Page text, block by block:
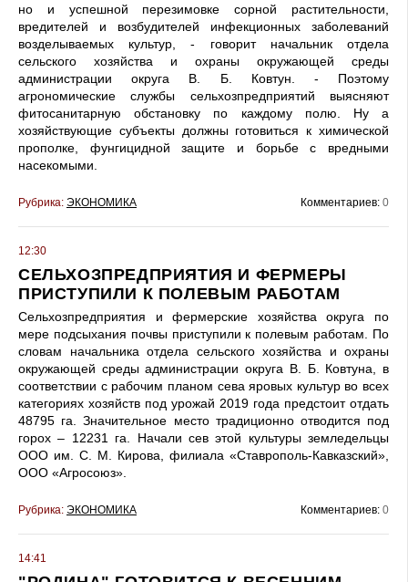
но и успешной перезимовке сорной растительности,
вредителей и возбудителей инфекционных заболеваний
возделываемых культур, - говорит начальник отдела
сельского хозяйства и охраны окружающей среды
администрации округа В. Б. Ковтун. - Поэтому
агрономические службы сельхозпредприятий выясняют
фитосанитарную обстановку по каждому полю. Ну а
хозяйствующие субъекты должны готовиться к химической
прополке, фунгицидной защите и борьбе с вредными
насекомыми.
Рубрика: ЭКОНОМИКА Комментариев: 0
12:30
СЕЛЬХОЗПРЕДПРИЯТИЯ И ФЕРМЕРЫ
ПРИСТУПИЛИ К ПОЛЕВЫМ РАБОТАМ
Сельхозпредприятия и фермерские хозяйства округа по
мере подсыхания почвы приступили к полевым работам. По
словам начальника отдела сельского хозяйства и охраны
окружающей среды администрации округа В. Б. Ковтуна, в
соответствии с рабочим планом сева яровых культур во всех
категориях хозяйств под урожай 2019 года предстоит отдать
48795 га. Значительное место традиционно отводится под
горох – 12231 га. Начали сев этой культуры земледельцы
ООО им. С. М. Кирова, филиала «Ставрополь-Кавказский»,
ООО «Агросоюз».
Рубрика: ЭКОНОМИКА Комментариев: 0
14:41